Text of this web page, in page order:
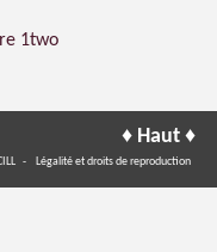
1two
♦ Haut ♦
- Légalité et droits de reproduction